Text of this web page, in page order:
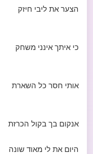
הצער את ליבי חיזק
כי איתך אינני משחק
אותי חסר כל השארת
אנקום בך בקול הכרזת
היום את לי מאוד שונה